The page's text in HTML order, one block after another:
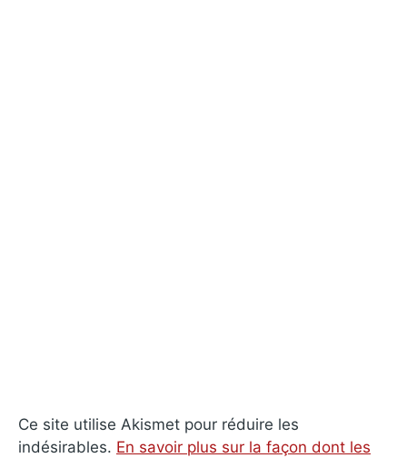
Ce site utilise Akismet pour réduire les
indésirables. En savoir plus sur la façon dont les